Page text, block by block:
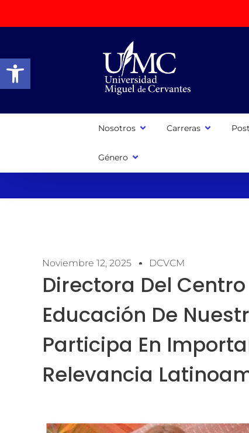
Abrir barra de herramientas
Nosotros Carreras
Género
Noviembre 12, 2025 DCVCM
Directora Del Centro
Educación De
Participa En
Relevancia